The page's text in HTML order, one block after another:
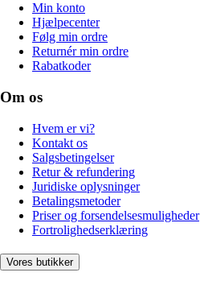
Min konto
Hjælpecenter
Følg min ordre
Returnér min ordre
Rabatkoder
Om os
Hvem er vi?
Kontakt os
Salgsbetingelser
Retur & refundering
Juridiske oplysninger
Betalingsmetoder
Priser og forsendelsesmuligheder
Fortrolighedserklæring
Vores butikker